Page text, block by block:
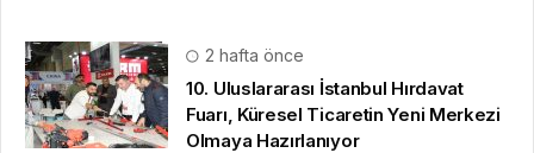
2 hafta önce
10. Uluslararası İstanbul Hırdavat
Fuarı, Küresel Ticaretin Yeni Merkezi
Olmaya Hazırlanıyor